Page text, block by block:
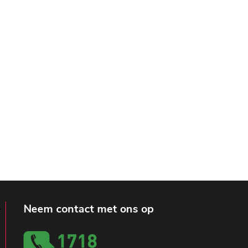
Neem contact met ons op